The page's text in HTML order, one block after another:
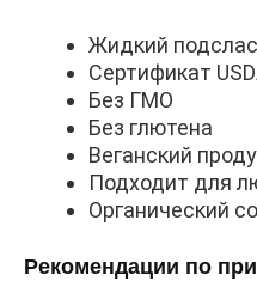
Жидкий
Сертификат
Без ГМО
Без глютена
Веганский
Подходит для
Органический
Рекомендации по